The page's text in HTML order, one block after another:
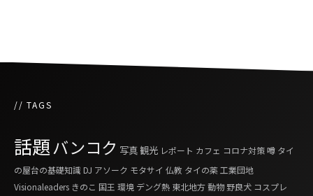
// TAGS
話題バンコク 写真 観光 レポート カフェ コロナ対策噂 タイ
の屋台の基礎知識 DJ アソーク モタサイ 仏教 タイの薬工業団地
Visionaleaders きのこ 国王 環境 デング熱 東北地方動物 野良犬 コスプレ